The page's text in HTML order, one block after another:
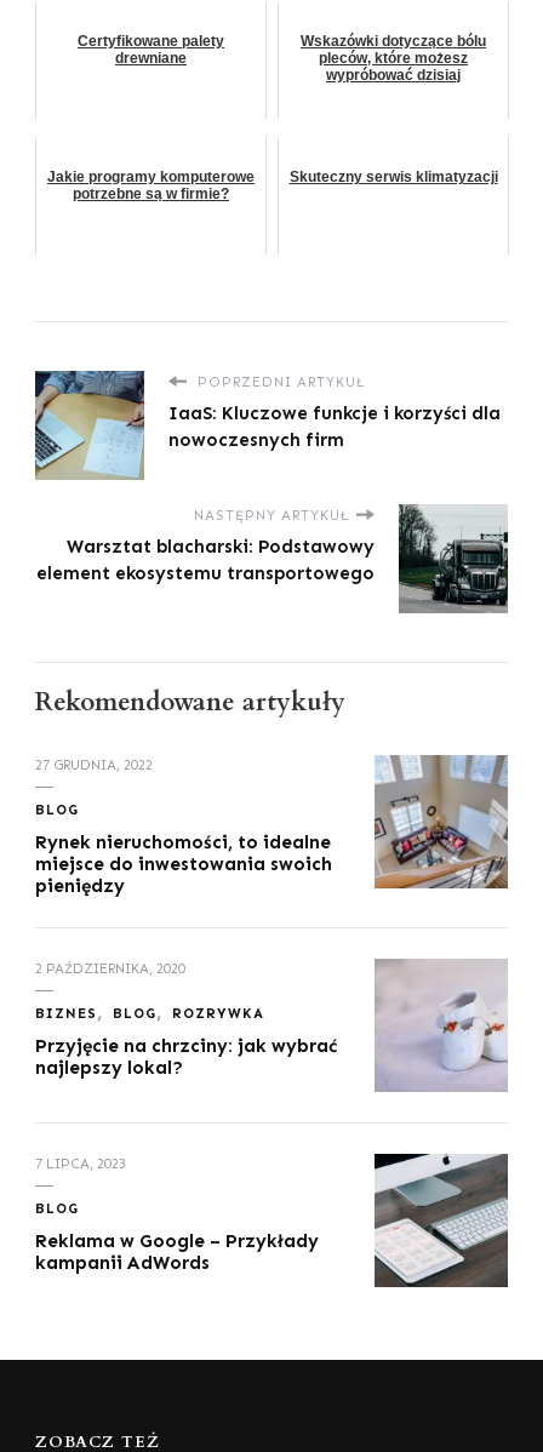
Certyfikowane palety
drewniane
Wskazówki dotyczące bólu
pleców, które możesz
wypróbować dzisiaj
Jakie programy komputerowe
potrzebne są w firmie?
Skuteczny serwis klimatyzacji
POPRZEDNI ARTYKUŁ
IaaS: Kluczowe funkcje i korzyści dla
nowoczesnych firm
NASTĘPNY ARTYKUŁ
Warsztat blacharski: Podstawowy
element ekosystemu transportowego
Rekomendowane artykuły
27 GRUDNIA, 2022
BLOG
Rynek nieruchomości, to idealne
miejsce do inwestowania swoich
pieniędzy
2 PAŹDZIERNIKA, 2020
BIZNES BLOG ROZRYWKA
Przyjęcie na chrzciny: jak wybrać
najlepszy lokal?
7 LIPCA, 2023
BLOG
Reklama w Google – Przykłady
kampanii AdWords
ZOBACZ TEŻ